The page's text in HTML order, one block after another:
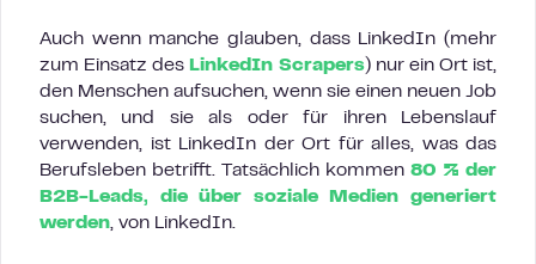
Auch wenn manche glauben, dass LinkedIn (mehr
zum Einsatz des LinkedIn Scrapers) nur ein Ort ist,
den Menschen aufsuchen, wenn sie einen neuen Job
suchen, und sie als oder für ihren Lebenslauf
verwenden, ist LinkedIn der Ort für alles, was das
Berufsleben betrifft. Tatsächlich kommen 80 % der
B2B-Leads, die über soziale Medien generiert
werden, von LinkedIn.